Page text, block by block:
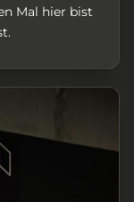
Mal hier bist